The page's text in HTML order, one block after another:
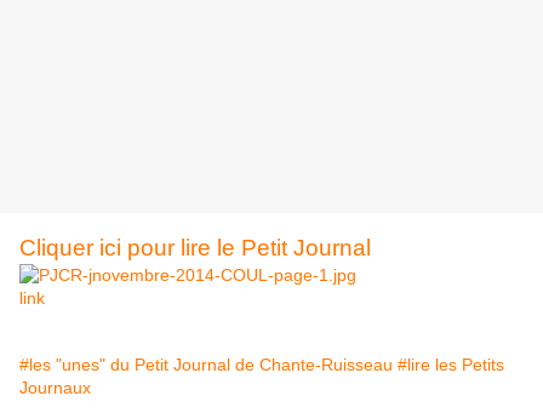
Cliquer ici pour lire le Petit Journal
link
#les "unes" du Petit Journal de Chante-Ruisseau #lire les Petits
Journaux